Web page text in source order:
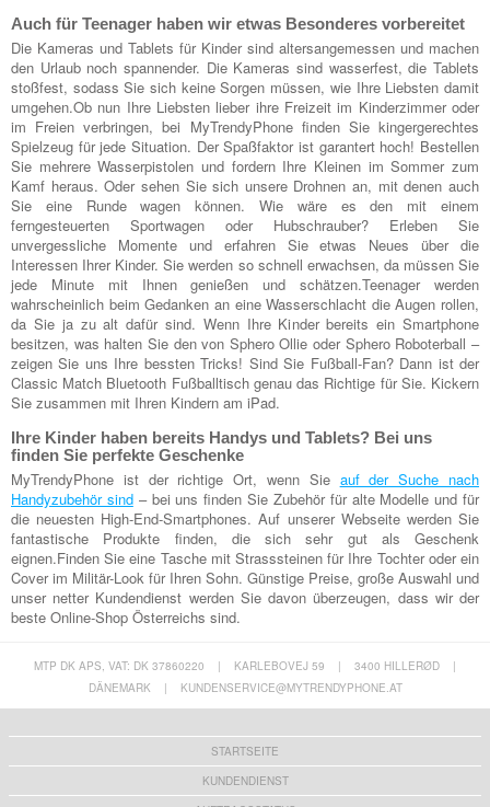
Auch für Teenager haben wir etwas Besonderes vorbereitet
Die Kameras und Tablets für Kinder sind altersangemessen und machen
den Urlaub noch spannender. Die Kameras sind wasserfest, die Tablets
stoßfest, sodass Sie sich keine Sorgen müssen, wie Ihre Liebsten damit
umgehen.Ob nun Ihre Liebsten lieber ihre Freizeit im Kinderzimmer oder
im Freien verbringen, bei MyTrendyPhone finden Sie kingergerechtes
Spielzeug für jede Situation. Der Spaßfaktor ist garantert hoch! Bestellen
Sie mehrere Wasserpistolen und fordern Ihre Kleinen im Sommer zum
Kamf heraus. Oder sehen Sie sich unsere Drohnen an, mit denen auch
Sie eine Runde wagen können. Wie wäre es den mit einem
ferngesteuerten Sportwagen oder Hubschrauber? Erleben Sie
unvergessliche Momente und erfahren Sie etwas Neues über die
Interessen Ihrer Kinder. Sie werden so schnell erwachsen, da müssen Sie
jede Minute mit Ihnen genießen und schätzen.Teenager werden
wahrscheinlich beim Gedanken an eine Wasserschlacht die Augen rollen,
da Sie ja zu alt dafür sind. Wenn Ihre Kinder bereits ein Smartphone
besitzen, was halten Sie den von Sphero Ollie oder Sphero Roboterball –
zeigen Sie uns Ihre bessten Tricks! Sind Sie Fußball-Fan? Dann ist der
Classic Match Bluetooth Fußballtisch genau das Richtige für Sie. Kickern
Sie zusammen mit Ihren Kindern am iPad.
Ihre Kinder haben bereits Handys und Tablets? Bei uns
finden Sie perfekte Geschenke
MyTrendyPhone ist der richtige Ort, wenn Sie auf der Suche nach
Handyzubehör sind– bei uns finden Sie Zubehör für alte Modelle und für
die neuesten High-End-Smartphones. Auf unserer Webseite werden Sie
fantastische Produkte finden, die sich sehr gut als Geschenk
eignen.Finden Sie eine Tasche mit Strasssteinen für Ihre Tochter oder ein
Cover im Militär-Look für Ihren Sohn. Günstige Preise, große Auswahl und
unser netter Kundendienst werden Sie davon überzeugen, dass wir der
beste Online-Shop Österreichs sind.
MTP DK APS, VAT: DK 37860220 | KARLEBOVEJ 59 | 3400 HILLERØD
|
DÄNEMARK
| KUNDENSERVICE@MYTRENDYPHONE.AT
STARTSEITE
KUNDENDIENST